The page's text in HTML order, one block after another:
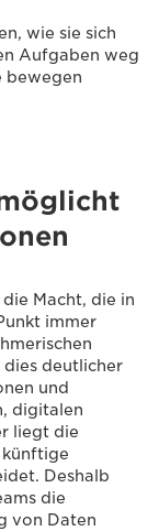
wie sie sich
Aufgaben weg
bewegen
Macht, die in
immer
deutlicher
und
digitalen
liegt die
Deshalb
die
von Daten